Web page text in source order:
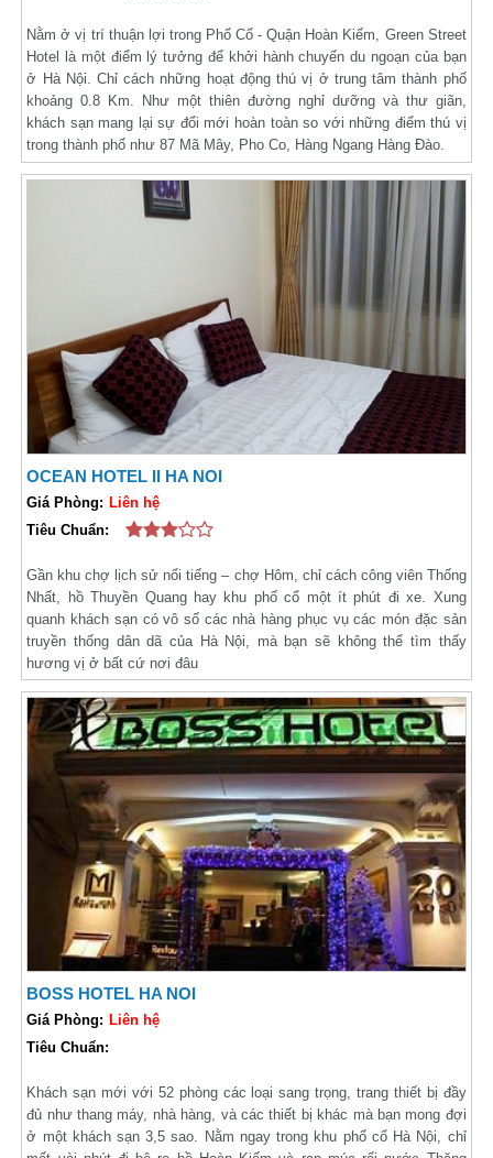
Nằm ở vị trí thuận lợi trong Phố Cổ - Quận Hoàn Kiếm, Green Street
Hotel là một điểm lý tưởng để khởi hành chuyến du ngoạn của bạn
ở Hà Nội. Chỉ cách những hoạt động thú vị ở trung tâm thành phố
khoảng 0.8 Km. Như một thiên đường nghỉ dưỡng và thư giãn,
khách sạn mang lại sự đổi mới hoàn toàn so với những điểm thú vị
trong thành phố như 87 Mã Mây, Pho Co, Hàng Ngang Hàng Đào.
OCEAN HOTEL II HA NOI
Giá Phòng: Liên hệ
Tiêu Chuẩn:
Gần khu chợ lịch sử nổi tiếng – chợ Hôm, chỉ cách công viên Thống
Nhất, hồ Thuyền Quang hay khu phố cổ một ít phút đi xe. Xung
quanh khách sạn có vô số các nhà hàng phục vụ các món đặc sản
truyền thống dân dã của Hà Nội, mà bạn sẽ không thể tìm thấy
hương vị ở bất cứ nơi đâu
BOSS HOTEL HA NOI
Giá Phòng: Liên hệ
Tiêu Chuẩn:
Khách sạn mới với 52 phòng các loại sang trọng, trang thiết bị đầy
đủ như thang máy, nhà hàng, và các thiết bị khác mà bạn mong đợi
ở một khách sạn 3,5 sao. Nằm ngay trong khu phố cổ Hà Nội, chỉ